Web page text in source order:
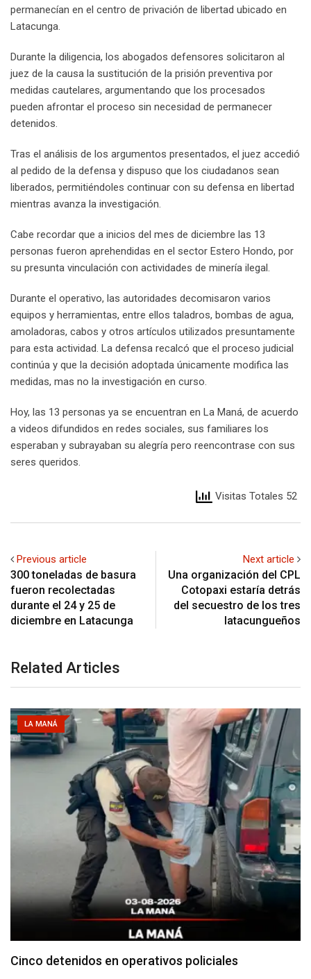
permanecían en el centro de privación de libertad ubicado en
Latacunga.
Durante la diligencia, los abogados defensores solicitaron al
juez de la causa la sustitución de la prisión preventiva por
medidas cautelares, argumentando que los procesados
pueden afrontar el proceso sin necesidad de permanecer
detenidos.
Tras el análisis de los argumentos presentados, el juez accedió
al pedido de la defensa y dispuso que los ciudadanos sean
liberados, permitiéndoles continuar con su defensa en libertad
mientras avanza la investigación.
Cabe recordar que a inicios del mes de diciembre las 13
personas fueron aprehendidas en el sector Estero Hondo, por
su presunta vinculación con actividades de minería ilegal.
Durante el operativo, las autoridades decomisaron varios
equipos y herramientas, entre ellos taladros, bombas de agua,
amoladoras, cabos y otros artículos utilizados presuntamente
para esta actividad. La defensa recalcó que el proceso judicial
continúa y que la decisión adoptada únicamente modifica las
medidas, mas no la investigación en curso.
Hoy, las 13 personas ya se encuentran en La Maná, de acuerdo
a videos difundidos en redes sociales, sus familiares los
esperaban y subrayaban su alegría pero reencontrase con sus
seres queridos.
Visitas Totales 52
Previous article
300 toneladas de basura
fueron recolectadas
durante el 24 y 25 de
diciembre en Latacunga
Next article
Una organización del CPL
Cotopaxi estaría detrás
del secuestro de los tres
latacungueños
Related Articles
LA MANÁ
Cotopaxi supera los 640 casos de dengue en…